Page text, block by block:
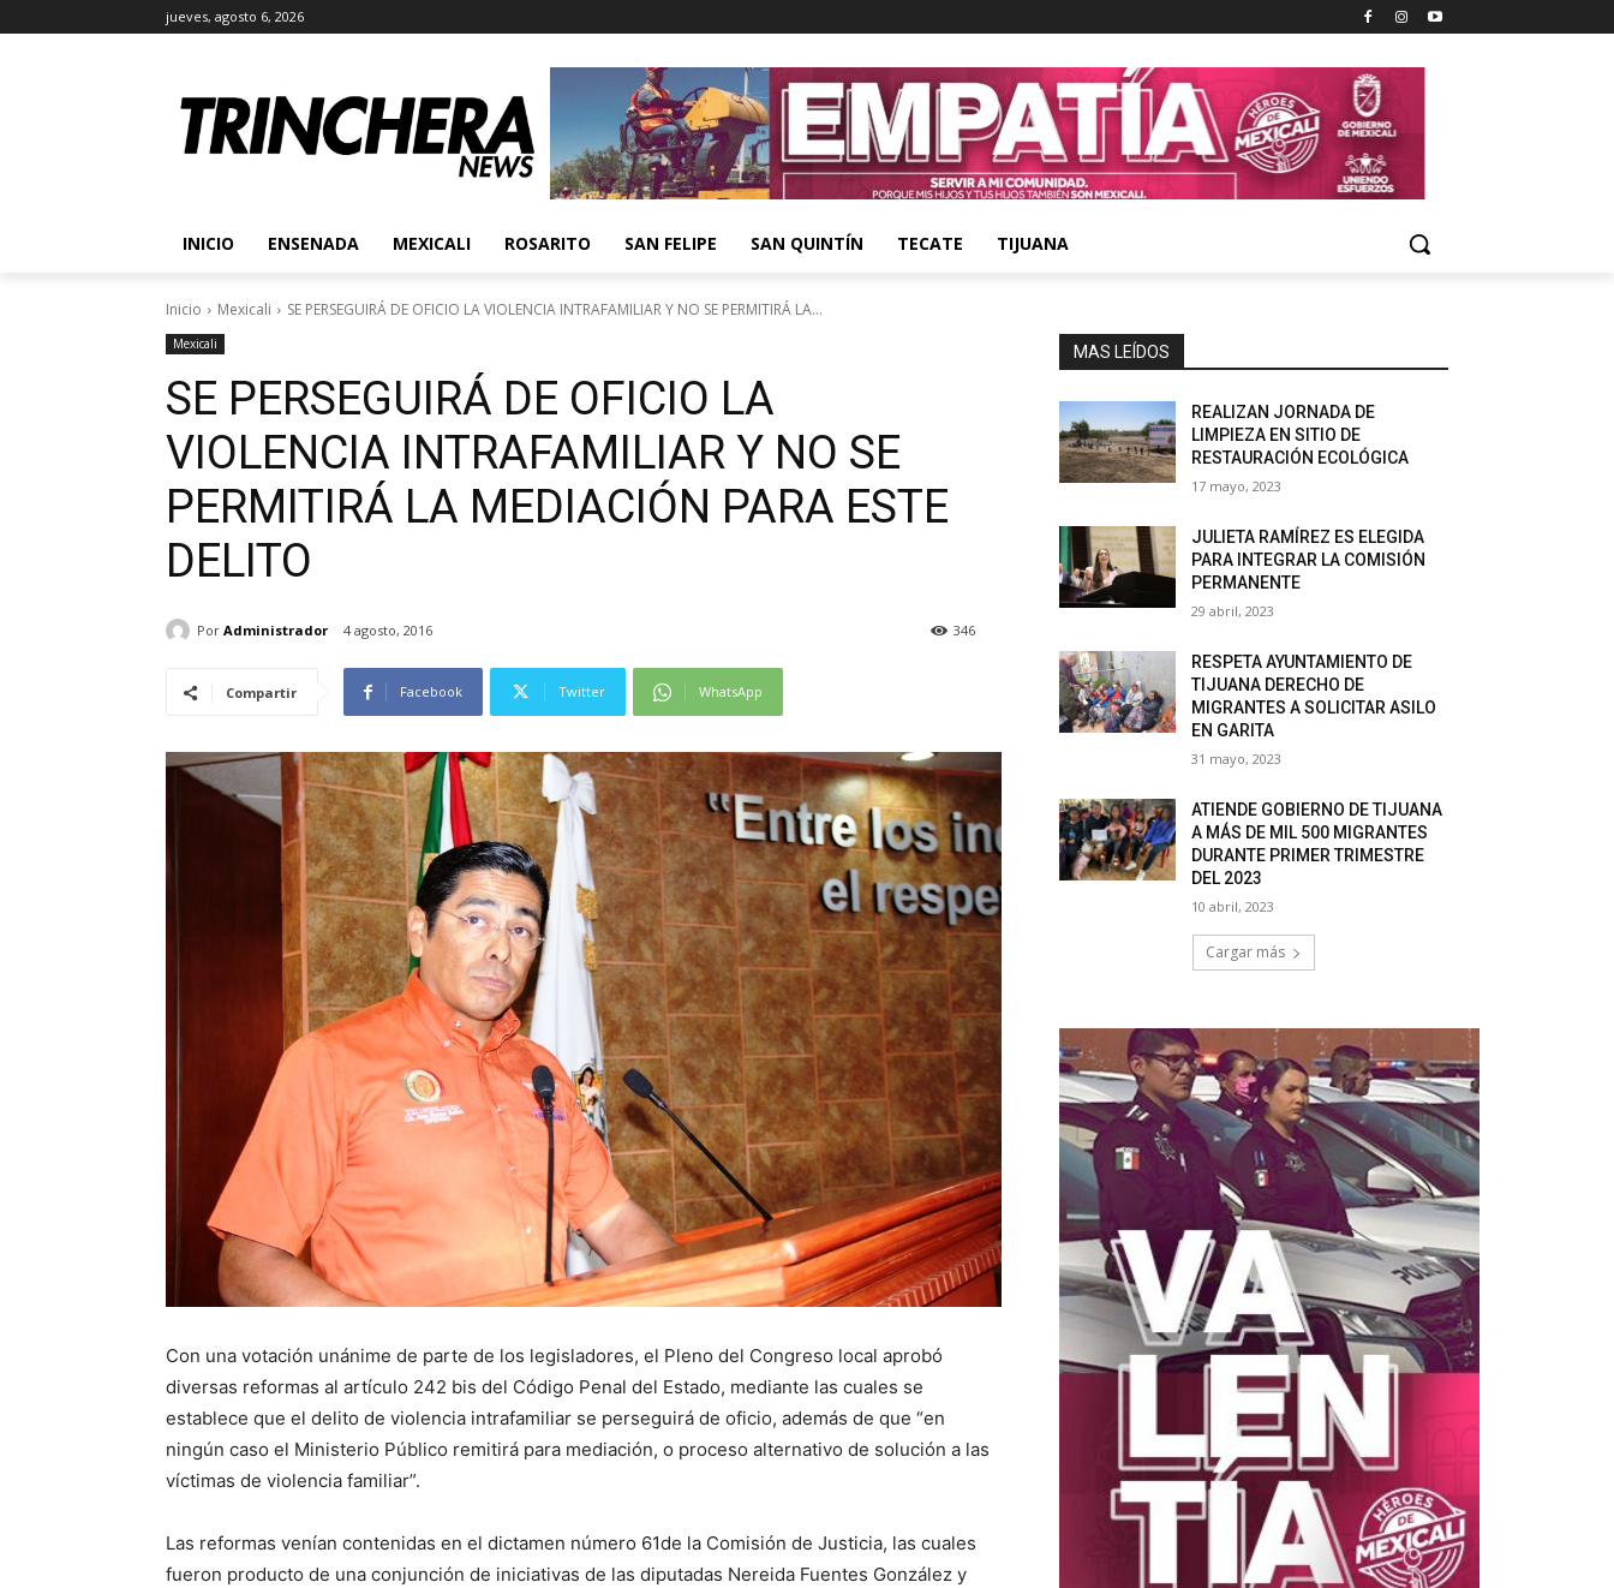
jueves, agosto 6, 2026
INICIO ENSENADA MEXICALI ROSARITO SAN FELIPE SAN QUINTÍN TECATE TIJUANA
Inicio Mexicali SE PERSEGUIRÁ DE OFICIO LA VIOLENCIA INTRAFAMILIAR Y NO SE PERMITIRÁ LA...
Mexicali
SE PERSEGUIRÁ DE OFICIO LA
VIOLENCIA INTRAFAMILIAR Y NO SE
PERMITIRÁ LA MEDIACIÓN PARA ESTE
DELITO
Por Administrador 4 agosto, 2016 346
Compartir Facebook Twitter WhatsApp
Con una votación unánime de parte de los legisladores, el Pleno del Congreso local aprobó
diversas reformas al artículo 242 bis del Código Penal del Estado, mediante las cuales se
establece que el delito de violencia intrafamiliar se perseguirá de oficio, además de que “en
ningún caso el Ministerio Público remitirá para mediación, o proceso alternativo de solución a las
víctimas de violencia familiar”.
Las reformas venían contenidas en el dictamen número 61de la Comisión de Justicia, las cuales
fueron producto de una conjunción de iniciativas de las diputadas Nereida Fuentes González y
MAS LEÍDOS
REALIZAN JORNADA DE
LIMPIEZA EN SITIO DE
RESTAURACIÓN ECOLÓGICA
17 mayo, 2023
JULIETA RAMÍREZ ES ELEGIDA
PARA INTEGRAR LA COMISIÓN
PERMANENTE
29 abril, 2023
RESPETA AYUNTAMIENTO DE
TIJUANA DERECHO DE
MIGRANTES A SOLICITAR ASILO
EN GARITA
31 mayo, 2023
ATIENDE GOBIERNO DE TIJUANA
A MÁS DE MIL 500 MIGRANTES
DURANTE PRIMER TRIMESTRE
DEL 2023
10 abril, 2023
Cargar más